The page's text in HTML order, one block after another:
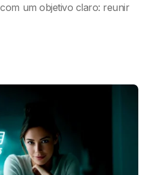
um objetivo claro: reunir